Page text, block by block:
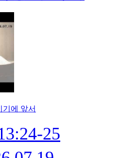
기에 앞서
25